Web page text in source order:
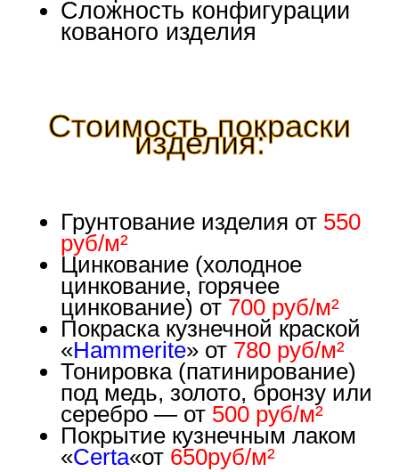
Сложность конфигурации
кованого изделия
Стоимость покраски
изделия:
Грунтование изделия от 550
руб/м²
Цинкование (холодное
цинкование, горячее
цинкование) от 700 руб/м²
Покраска кузнечной краской
«Hammerite» от 780 руб/м²
Тонировка (патинирование)
под медь, золото, бронзу или
серебро — от 500 руб/м²
Покрытие кузнечным лаком
«Certa«от 650руб/м²